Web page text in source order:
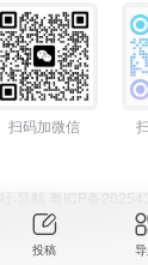
扫码加微信
·导航 粤ICP备
44011402001114号
投稿